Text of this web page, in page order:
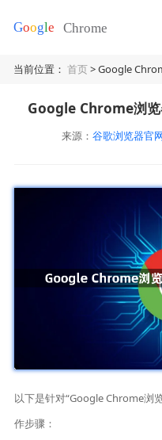
当前位置：首页> Google
Google Chrome浏览
来源： 谷歌浏览器官
以下是针对“Google Chrome浏
作步骤：